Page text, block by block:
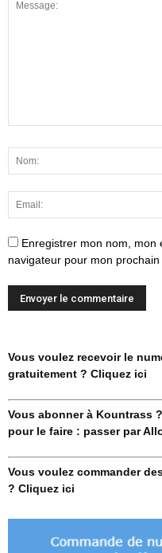
Enregistrer mon nom, mon
navigateur pour mon prochain
Vous voulez recevoir le
gratuitement ? Cliquez ici
Vous abonner à Kountrass
pour le faire : passer par
Vous voulez commander
? Cliquez ici